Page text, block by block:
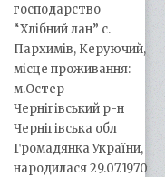
господарство
“Хлібний лан” с.
Пархимів, Керуючий,
місце проживання:
м.Остер
Чернігівський р-н
Чернігівська обл
Громадянка України,
народилася 29.07.1970